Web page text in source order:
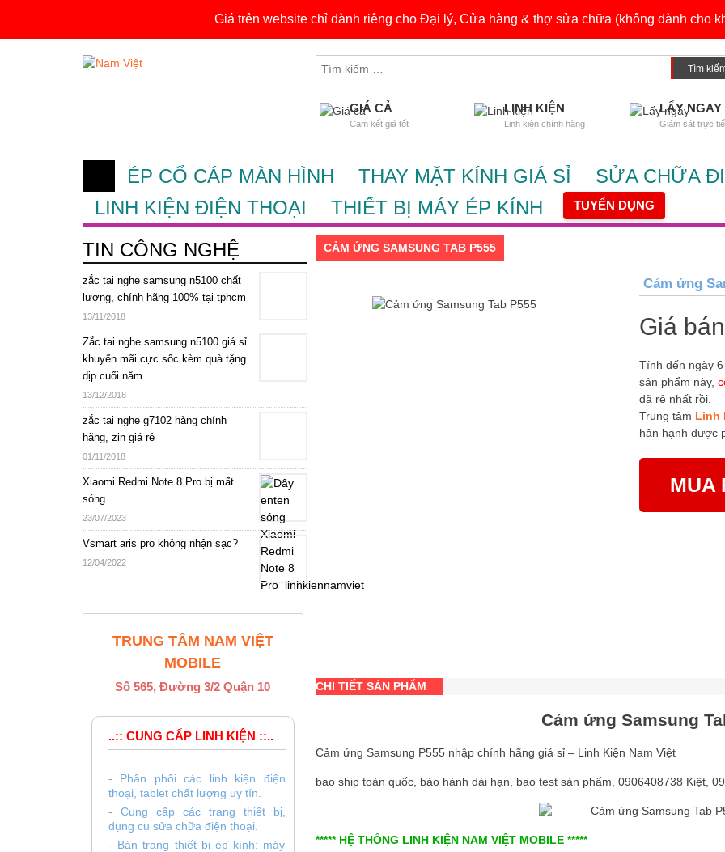
Giá trên website chỉ dành riêng cho Đại lý, Cửa hàng & thợ sửa chữa (không dành cho
Tìm
GIÁ CẢ
Cam kết giá tốt
LINH KIỆN
Linh kiện chính hãng
LẤY NGAY
Giám sát trực
ÉP CỔ CÁP MÀN HÌNH THAY MẶT KÍNH GIÁ SỈ
SỬA CHỮA
LINH KIỆN ĐIỆN THOẠI
THIẾT BỊ MÁY ÉP KÍNH TUYỂN DỤNG
CẢM ỨNG SAMSUNG TAB P555
Cảm ứng
Giá
Tính đến ngày
sản phẩm này,
đã rẻ nhất rồi.
Trung tâm Linh
hân hạnh được
MUA
CHI TIẾT SẢN PHẨM
Cảm ứng Samsung
Cảm ứng Samsung P555 nhập chính hãng giá sỉ – Linh Kiện Nam Việt
bao ship toàn quốc, bảo hành dài hạn, bao test sản phẩm, 0906408738 Kiệt,
***** HỆ THỐNG LINH KIỆN NAM VIỆT MOBILE *****
TIN CÔNG NGHỆ
zắc tai nghe samsung n5100 chất
lượng, chính hãng 100% tại tphcm
13/11/2018
Zắc tai nghe samsung n5100 giá sỉ
khuyến mãi cực sốc kèm quà tặng
dịp cuối năm
13/12/2018
zắc tai nghe g7102 hàng chính
hãng, zin giá rẻ
01/11/2018
Xiaomi Redmi Note 8 Pro bị mất
sóng
23/07/2023
Vsmart aris pro không nhận sạc?
12/04/2022
TRUNG TÂM NAM VIỆT
MOBILE
Số 565, Đường 3/2 Quận 10
..:: CUNG CẤP LINH KIỆN ::..
- Phân phối các linh kiện điện
thoại, tablet chất lượng uy tín.
- Cung cấp các trang thiết bị,
dụng cụ sửa chữa điện thoại.
- Bán trang thiết bị ép kính: máy